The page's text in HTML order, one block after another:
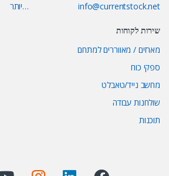
info@currentstock.net
…יותר
שירות לקוחות
מארזים / מאווררים למתחם
ספקי כוח
מחשב נייד/טאבלט
שולחנות עבודה
תוכנות